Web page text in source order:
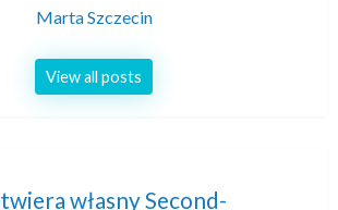
Marta Szczecin
View all posts
własny Second-